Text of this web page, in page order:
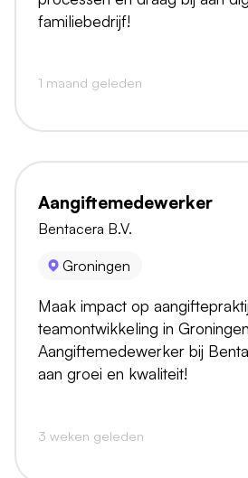
familiebedrijf!
1 maand geleden
Aangiftemedewerker
Bentacera B.V.
Groningen
Maak impact op
teamontwikkeling in
Aangiftemedewerker bij
aan groei en kwaliteit!
3 weken geleden